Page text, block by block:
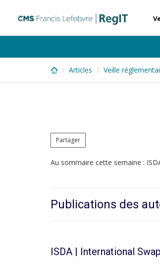
content
Articles Veille
Partager
Au sommaire cette semaine :
Publications des
ISDA | International